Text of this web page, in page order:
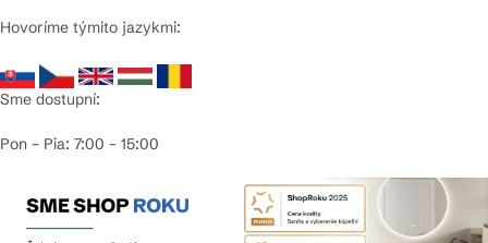
Hovoríme týmito jazykmi:
Sme dostupní:
Pon – Pia: 7:00 – 15:00